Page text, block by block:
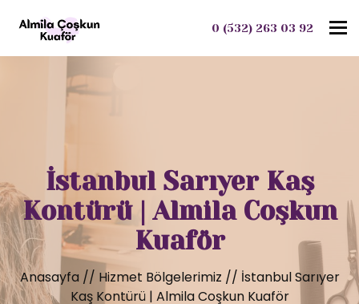
0 (532) 263 03 92
İstanbul Sarıyer Kaş
Kontürü | Almila Coşkun
Kuaför
Anasayfa // Hizmet Bölgelerimiz // İstanbul Sarıyer
Kaş Kontürü | Almila Coşkun Kuaför